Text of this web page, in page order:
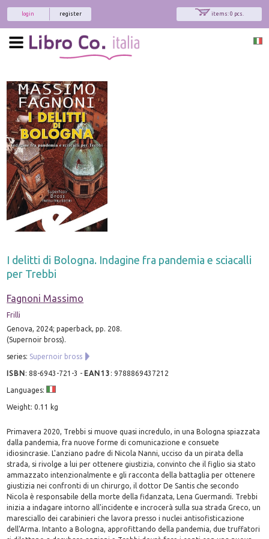
items: 0 pcs.
register
login
I delitti di Bologna. Indagine fra pandemia e sciacalli
per Trebbi
Fagnoni Massimo
Frilli
Genova, 2024; paperback, pp. 208.
(Supernoir bross).
series: Supernoir bross
ISBN:88-6943-721-3 - EAN13 :9788869437212
Languages:
Weight: 0.11 kg
Primavera 2020, Trebbi si muove quasi incredulo, in una Bologna spiazzata
dalla pandemia, fra nuove forme di comunicazione e consuete
idiosincrasie. L'anziano padre di Nicola Nanni, ucciso da un pirata della
strada, si rivolge a lui per ottenere giustizia, convinto che il figlio sia stato
ammazzato intenzionalmente e gli racconta della battaglia per ottenere
giustizia nei confronti di un chirurgo, il dottor De Santis che secondo
Nicola è responsabile della morte della fidanzata, Lena Guermandi. Trebbi
inizia a indagare intorno all'incidente e incrocerà sulla sua strada Greco, un
maresciallo dei carabinieri che lavora presso i nuclei antisofisticazione
dell'Arma. Intanto a Bologna, approfittando della pandemia, due truffatori